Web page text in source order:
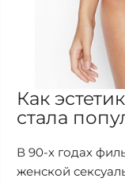
Как
стала
В 90-х годах
женской